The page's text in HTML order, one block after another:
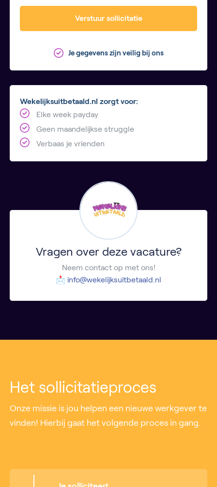
Verstuur sollicitatie
Je gegevens zijn veilig bij ons
Wekelijksuitbetaald.nl zorgt voor:
Elke week payday
Geen maandelijkse struggle
Verbaas je vrienden
Vragen over deze vacature?
Neem contact op met ons!
📩 info@wekelijksuitbetaald.nl
Het sollicitatieproces
Onze missie is jou helpen een nieuwe werkgever te
vinden! Hierbij gaat het volgende proces in gang.